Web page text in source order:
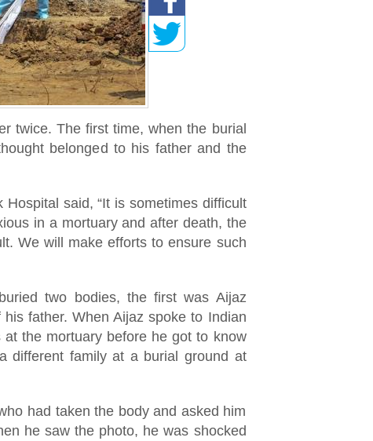
twice. The first time, when the burial
belonged to his father and the
said, “It is sometimes difficult
in a mortuary and after death, the
We will make efforts to ensure such
two bodies, the first was Aijaz
father. When Aijaz spoke to Indian
the mortuary before he got to know
different family at a burial ground at
had taken the body and asked him
he saw the photo, he was shocked